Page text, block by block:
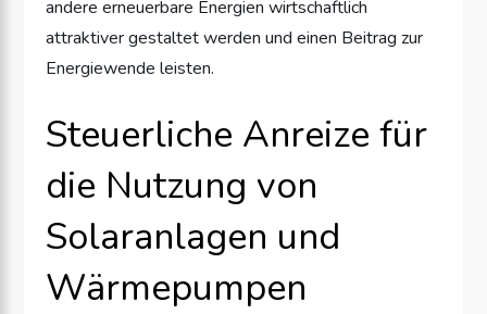
andere erneuerbare Energien wirtschaftlich
attraktiver gestaltet werden und einen Beitrag zur
Energiewende leisten.
Steuerliche Anreize für
die Nutzung von
Solaranlagen und
Wärmepumpen